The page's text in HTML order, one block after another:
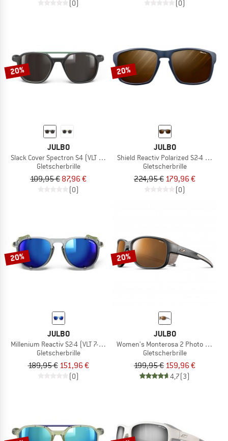
(0) (0)
20%
JULBO
Slack Cover Spectron S4 (VLT 5%)
Gletscherbrille
109,95 € 87,96 €
(0)
20%
JULBO
Shield Reactiv Polarized S2-4 (VLT 5-
Gletscherbrille
224,95 € 179,96 €
(0)
20%
JULBO
Millenium Reactiv S2-4 (VLT 7-12%)
Gletscherbrille
189,95 € 151,96 €
(0)
20%
JULBO
Women's Monterosa 2 Photo + Polar
Gletscherbrille
199,95 € 159,96 €
4,7(3)